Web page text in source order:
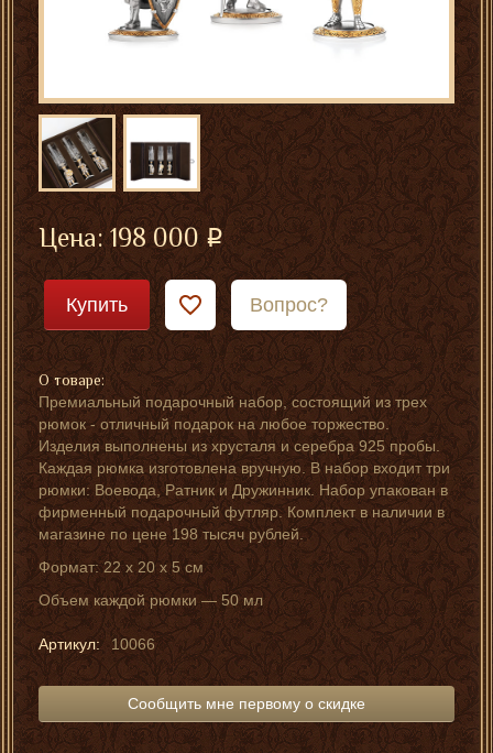
Цена:198 000
Купить Вопрос?
О товаре:
Премиальный подарочный набор, состоящий из трех
рюмок - отличный подарок на любое торжество.
Изделия выполнены из хрусталя и серебра 925 пробы.
Каждая рюмка изготовлена вручную. В набор входит три
рюмки: Воевода, Ратник и Дружинник. Набор упакован в
фирменный подарочный футляр. Комплект в наличии в
магазине по цене 198 тысяч рублей.
Формат: 22 x 20 x 5 см
Объем каждой рюмки — 50 мл
Артикул: 10066
Сообщить мне первому о скидке